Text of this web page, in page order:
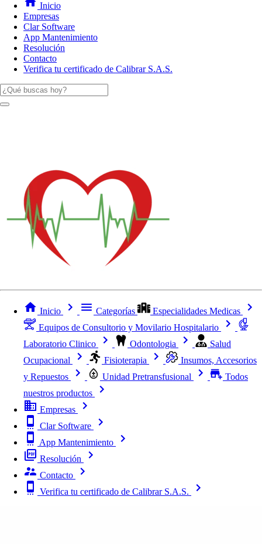
Inicio
Empresas
Clar Software
App Mantenimiento
Resolución
Contacto
Verifica tu certificado de Calibrar S.A.S.
Inicio Categorías
Especialidades Medicas
Equipos de Consultorio y Movilario Hospitalario
Laboratorio Clinico
Odontologia
Salud
Ocupacional
Fisioterapia
Insumos, Accesorios
y Repuestos
Unidad Pretransfusional
Todos
nuestros productos
Empresas
Clar Software
App Mantenimiento
Resolución
Contacto
Verifica tu certificado de Calibrar S.A.S.